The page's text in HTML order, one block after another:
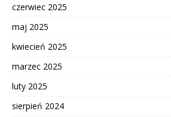
czerwiec 2025
maj 2025
kwiecień 2025
marzec 2025
luty 2025
sierpień 2024